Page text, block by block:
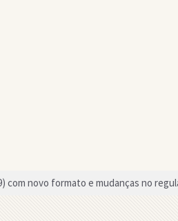
com novo formato e mudanças no